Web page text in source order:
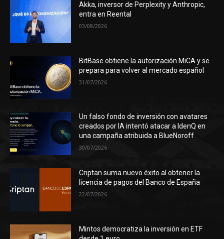
Akka, inversor de Perplexity y Anthropic,
entra en Reental
03/08/2026
BitBase obtiene la autorización MiCA y se
prepara para volver al mercado español
31/07/2026
Un falso fondo de inversión con avatares
creados por IA intentó atacar a IdenQ en
una campaña atribuida a BlueNoroff
30/07/2026
Criptan suma nuevo éxito al obtener la
licencia de pagos del Banco de España
22/07/2026
Mintos democratiza la inversión en ETF